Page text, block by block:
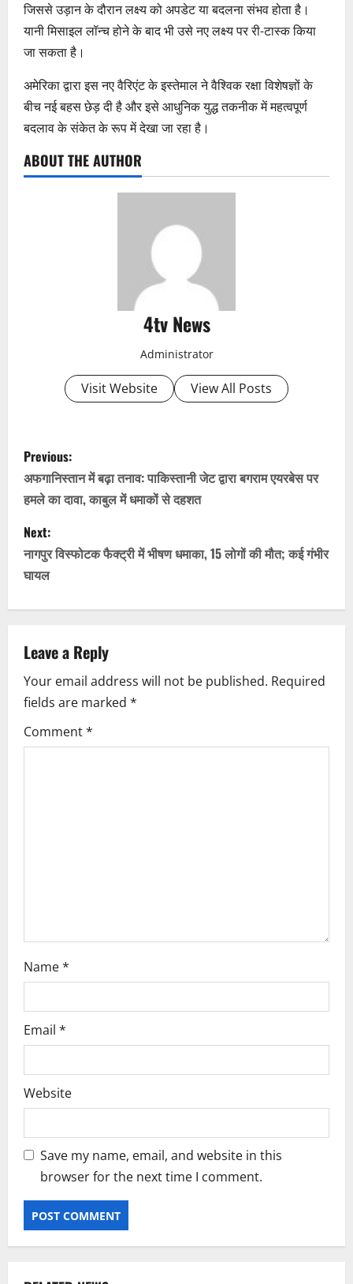
जिससे उड़ान के दौरान लक्ष्य को अपडेट या बदलना संभव होता है।
यानी मिसाइल लॉन्च होने के बाद भी उसे नए लक्ष्य पर री-टास्क किया
जा सकता है।
अमेरिका द्वारा इस नए वैरिएंट के इस्तेमाल ने वैश्विक रक्षा विशेषज्ञों के
बीच नई बहस छेड़ दी है और इसे आधुनिक युद्ध तकनीक में महत्वपूर्ण
बदलाव के संकेत के रूप में देखा जा रहा है।
ABOUT THE AUTHOR
4tv News
Administrator
Visit Website View All Posts
P
o
s
t
n
a
v
i
g
a
Previous:
अफगानिस्तान में बढ़ा तनाव: पाकिस्तानी जेट द्वारा बगराम एयरबेस पर
हमले का दावा, काबुल में धमाकों से दहशत
Next:
नागपुर विस्फोटक फैक्ट्री में भीषण धमाका, 15 लोगों की मौत; कई गंभीर
घायल
Leave a Reply
Your email address will not be published. Required
fields are marked *
Comment*
Name*
Email *
Website
Save my name, email, and website in this
browser for the next time I comment.